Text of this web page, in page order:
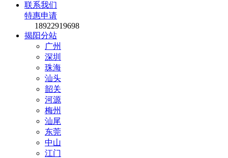
联系我们
特惠申请
18922919698
揭阳分站
广州
深圳
珠海
汕头
韶关
河源
梅州
汕尾
东莞
中山
江门